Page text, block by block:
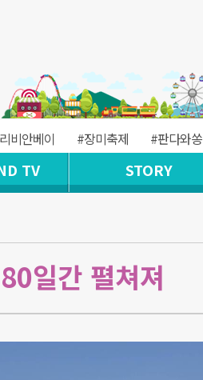
비안베이 #장미축제 #판다와쏭
TV STORY
일간 펼쳐져